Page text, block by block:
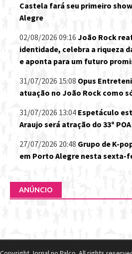
Castela fará seu primeiro
Alegre
02/08/2026 09:16 João Rock
identidade, celebra a riqueza
e aponta para um futuro
31/07/2026 15:08 Opus
atuação no João Rock como
31/07/2026 13:04 Espetáculo
Araujo será atração do 33º
27/07/2026 20:48 Grupo de K-
em Porto Alegre nesta sexta-
ANÚNCIO